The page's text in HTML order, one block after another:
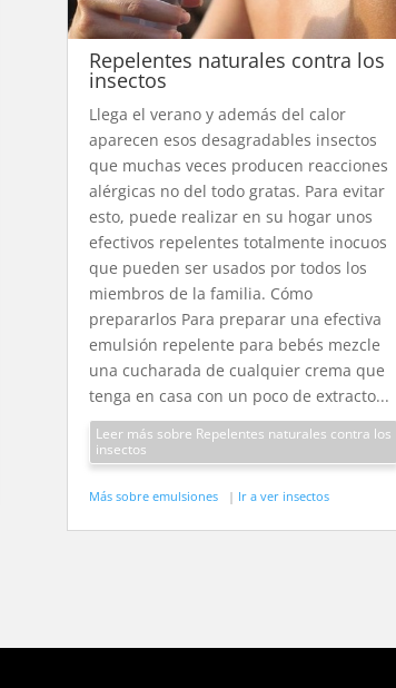
Repelentes naturales contra los
insectos
Llega el verano y además del calor
aparecen esos desagradables insectos
que muchas veces producen reacciones
alérgicas no del todo gratas. Para evitar
esto, puede realizar en su hogar unos
efectivos repelentes totalmente inocuos
que pueden ser usados por todos los
miembros de la familia. Cómo
prepararlos Para preparar una efectiva
emulsión repelente para bebés mezcle
una cucharada de cualquier crema que
tenga en casa con un poco de extracto...
Leer más sobre Repelentes naturales contra los
insectos
Más sobre emulsiones | Ir a ver insectos